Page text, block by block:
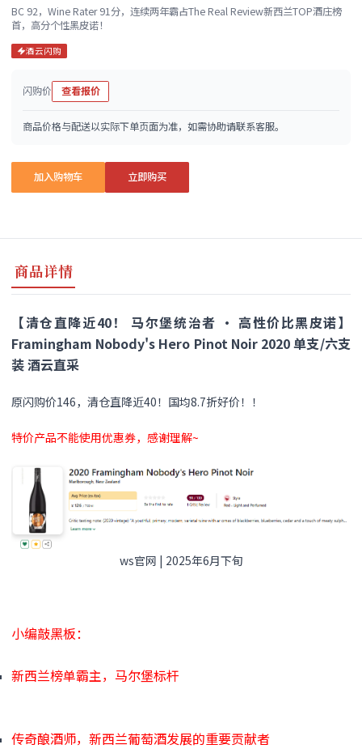
BC 92，Wine Rater 91分，连续两年霸占The Real Review新西兰TOP酒庄榜
首，高分个性黑皮诺！
酒云闪购
闪购价 查看报价
商品价格与配送以实际下单页面为准，如需协助请联系客服。
加入购物车 立即购买
商品详情
【清仓直降近40！ 马尔堡统治者 · 高性价比黑皮诺】
Framingham Nobody's Hero Pinot Noir 2020 单支/六支
装 酒云直采
原闪购价146，清仓直降近40！国均8.7折好价！！
特价产品不能使用优惠券，感谢理解~
ws官网 | 2025年6月下旬
小编敲黑板：
新西兰榜单霸主，马尔堡标杆
传奇酿酒师，新西兰葡萄酒发展的重要贡献者